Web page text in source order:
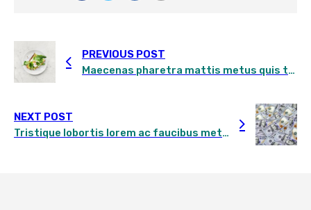
PREVIOUS POST
Maecenas pharetra mattis metus quis tincidunt tuis sed lacus commodo
NEXT POST
Tristique lobortis lorem ac faucibus metus pretium in